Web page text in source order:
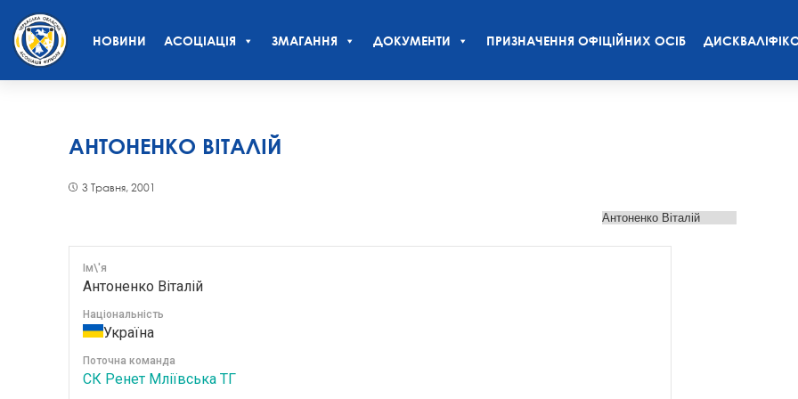
НОВИНИ АСОЦІАЦІЯ ЗМАГАННЯ ДОКУМЕНТИ ПРИЗНАЧЕННЯ ОФІЦІЙНИХ ОСІБ
АНТОНЕНКО ВІТАЛІЙ
3 Травня, 2001
Ім\'я
Антоненко Віталій
Національність
Україна
Поточна команда
СК Ренет Мліївська ТГ